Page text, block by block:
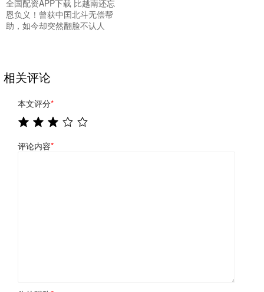
全国配资APP下载 比越南还忘
恩负义！曾获中囯北斗无偿帮
助，如今却突然翻脸不认人
相关评论
本文评分*
评论内容*